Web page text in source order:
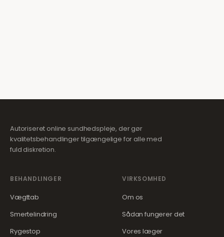
Autoriseret online sundhedspleje, der gør
kvalitetsbehandlinger tilgængelige for alle med
fuld diskretion.
BEHANDLINGER
Vægttab
Smertelindring
Rygestop
VIRKSOMHED
Om os
Sådan fungerer det
Vores læger